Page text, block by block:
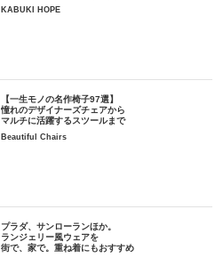
KABUKI HOPE
【一生モノの名作椅子97選】
憧れのデザイナーズチェアから
マルチに活躍するスツールまで
Beautiful Chairs
プラダ、サンローランほか。
ランジェリー風ウェアを
街で、家で。重ね着にもおすすめ